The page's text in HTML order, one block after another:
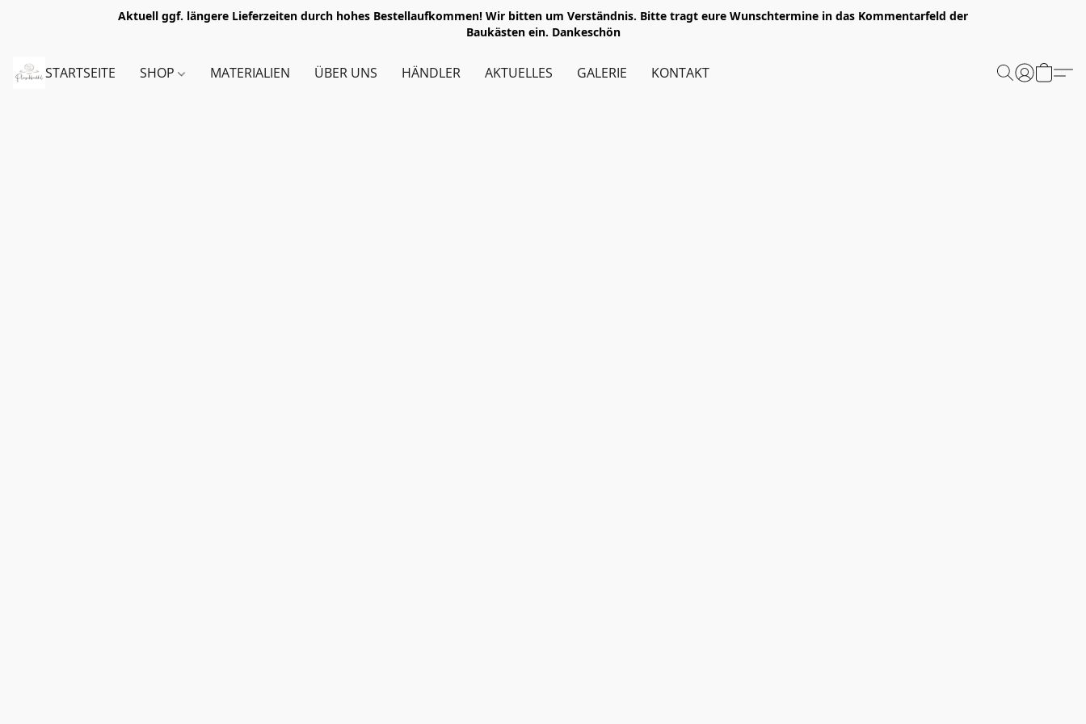
Aktuell ggf. längere Lieferzeiten durch hohes Bestellaufkommen! Wir bitten um Verständnis. Bitte tragt eure Wunschtermine in das Kommentarfeld der
Baukästen ein. Dankeschön
STARTSEITE SHOP MATERIALIEN ÜBER UNS HÄNDLER AKTUELLES GALERIE KONTAKT